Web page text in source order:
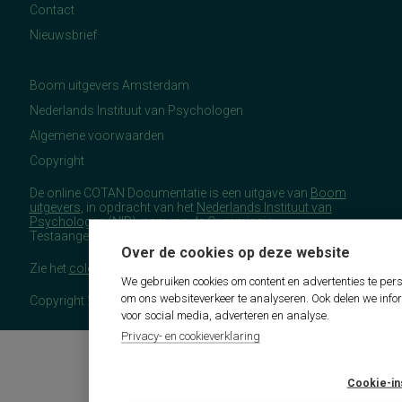
Over de cookies op deze website
We gebruiken cookies om content en advertenties te
om ons websiteverkeer te analyseren. Ook delen we
voor social media, adverteren en analyse.
Privacy- en cookieverklaring
Cookie-
Contact
Nieuwsbrief
Boom uitgevers Amsterdam
Nederlands Instituut van Psychologen
Algemene voorwaarden
Copyright
De online COTAN Documentatie is een uitgave van Boom
uitgevers , in opdracht van het Nederlands Instituut van
Psychologen(NIP), namens de Commissie
Testaangelegenheden Nederland (COTAN).
Zie het colofon
Copyright 2026 - COTAN Documentatie